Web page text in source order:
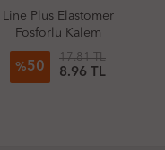
Line Plus Elastomer
Fosforlu Kalem
%50
17.81 TL
8.96 TL